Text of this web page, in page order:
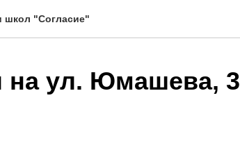
школ "Согласие"
на ул. Юмашева, 3